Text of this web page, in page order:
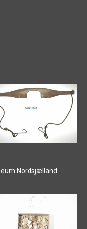
Nordsjælland